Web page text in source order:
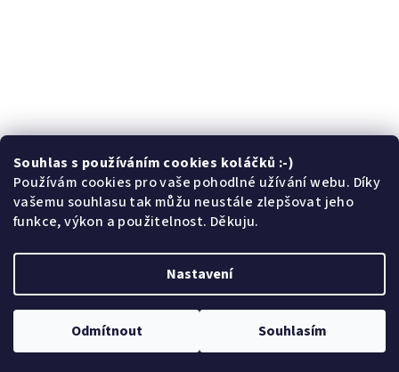
Souhlas s používáním cookies koláčků :-)
Používám cookies pro vaše pohodlné užívání webu. Díky
vašemu souhlasu tak můžu neustále zlepšovat jeho
funkce, výkon a použitelnost. Děkuju.
Nastavení
Odmítnout Souhlasím
Sledovat na Instagramu
Facebook
České brože
Vytvořil Shoptet